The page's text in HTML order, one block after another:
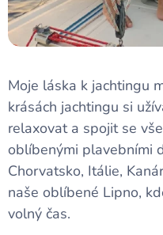
Moje láska k jachtingu
krásách jachtingu si
relaxovat a spojit se
oblíbenými plavebními
Chorvatsko, Itálie,
naše oblíbené Lipno,
volný čas.